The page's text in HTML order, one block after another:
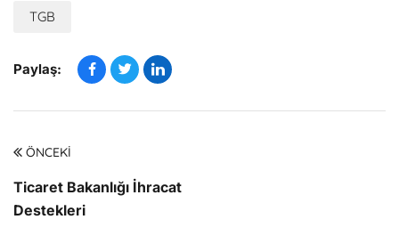
TGB
Paylaş:
ÖNCEKI
Ticaret Bakanlığı İhracat
Destekleri